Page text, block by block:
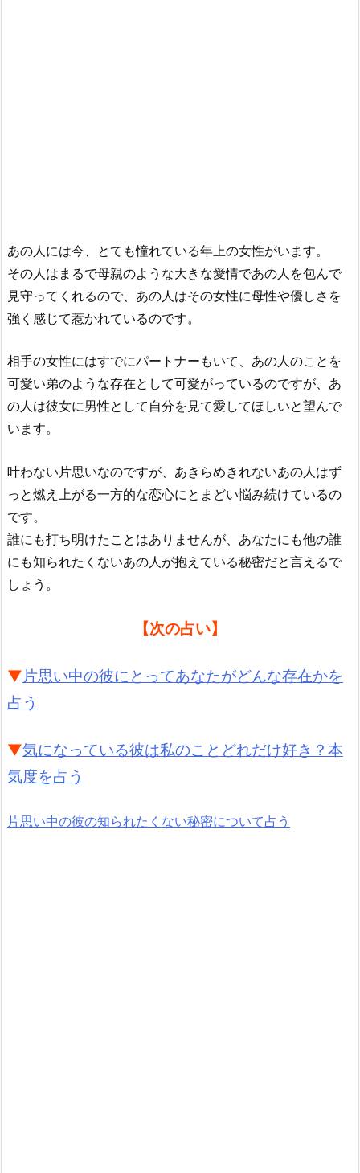
あの人には今、とても憧れている年上の女性がいます。
その人はまるで母親のような大きな愛情であの人を包んで
見守ってくれるので、あの人はその女性に母性や優しさを
強く感じて惹かれているのです。
相手の女性にはすでにパートナーもいて、あの人のことを
可愛い弟のような存在として可愛がっているのですが、あ
の人は彼女に男性として自分を見て愛してほしいと望んで
います。
叶わない片思いなのですが、あきらめきれないあの人はず
っと燃え上がる一方的な恋心にとまどい悩み続けているの
です。
誰にも打ち明けたことはありませんが、あなたにも他の誰
にも知られたくないあの人が抱えている秘密だと言えるで
しょう。
【次の占い】
▼片思い中の彼にとってあなたがどんな存在かを
占う
▼気になっている彼は私のことどれだけ好き？本
気度を占う
片思い中の彼の知られたくない秘密について占う